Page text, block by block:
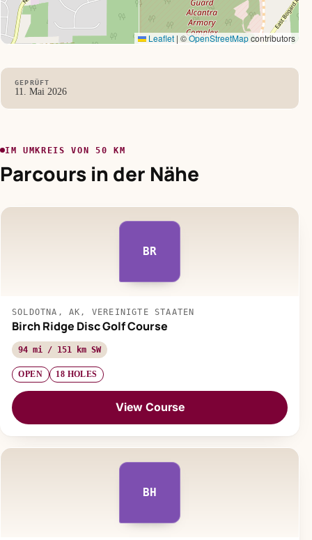
Leaflet | ©OpenStreetMapcontributors
GEPRÜFT
11. Mai 2026
IM UMKREIS VON 50 KM
Parcours in der Nähe
BR
SOLDOTNA, AK, VEREINIGTE STAATEN
Birch Ridge Disc Golf Course
94 mi / 151 km SW
OPEN 18 HOLES
View Course
BH